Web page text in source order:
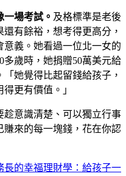
場考試。 及格標準是老後
有餘裕，想考得更高分，
義。她看過一位北一女的
歲時，她捐贈50萬美元給
她覺得比起留錢給孩子，
更有價值。」
趁意識清楚、可以獨立行事
賺來的每一塊錢，花在你認
長的幸福理財學：給孩子一